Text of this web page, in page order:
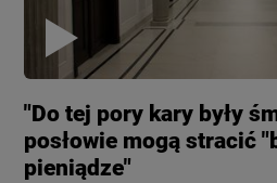
"Do tej pory kary były
posłowie mogą stracić
pieniądze"